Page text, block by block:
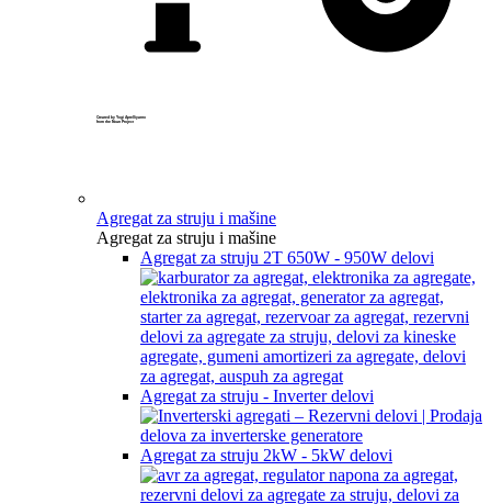
Created by Yogi Aprelliyanto
from the Noun Project
Agregat za struju i mašine
Agregat za struju i mašine
Agregat za struju 2T 650W - 950W delovi
Agregat za struju - Inverter delovi
Agregat za struju 2kW - 5kW delovi